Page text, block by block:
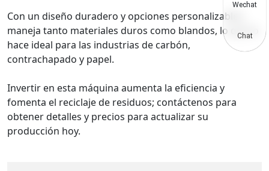
Con un diseño duradero y opciones personalizables,
maneja tanto materiales duros como blandos, lo que lo
hace ideal para las industrias de carbón,
contrachapado y papel.
Invertir en esta máquina aumenta la eficiencia y
fomenta el reciclaje de residuos; contáctenos para
obtener detalles y precios para actualizar su
producción hoy.
Wechat
Chat